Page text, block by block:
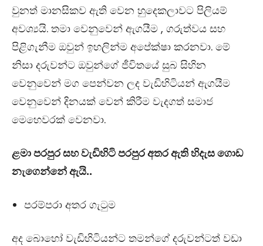
වුනත් මානසිකව ඇති වෙන හුදෙකලාවට පිලියම්
අවශ්‍යයි. තමා වෙනුවෙන් ඇගයීම , ගරුත්වය සහ
පිළිගැනීම ඔවුන් ඉහලින්ම අපේක්ෂා කරනවා. මේ
නිසා දරුවන්ට ඔවුන්ගේ ජීවිතයේ සුබ සිහින
වෙනුවෙන් මග පෙන්වන ලද වැඩිහිටියන් ඇගයීම
වෙනුවෙන් දිනයක් වෙන් කිරීම වැදගත් සමාජ
මෙහෙවරක් වෙනවා.
ළමා පරපුර සහ වැඩිහිටි පරපුර අතර ඇති හිදැස ගොඩ
නැගෙන්නේ ඇයි..
පරම්පරා අතර ගැටුම
අද බොහෝ වැඩිහිටියන්ට තමන්ගේ දරුවන්ටත් වඩා